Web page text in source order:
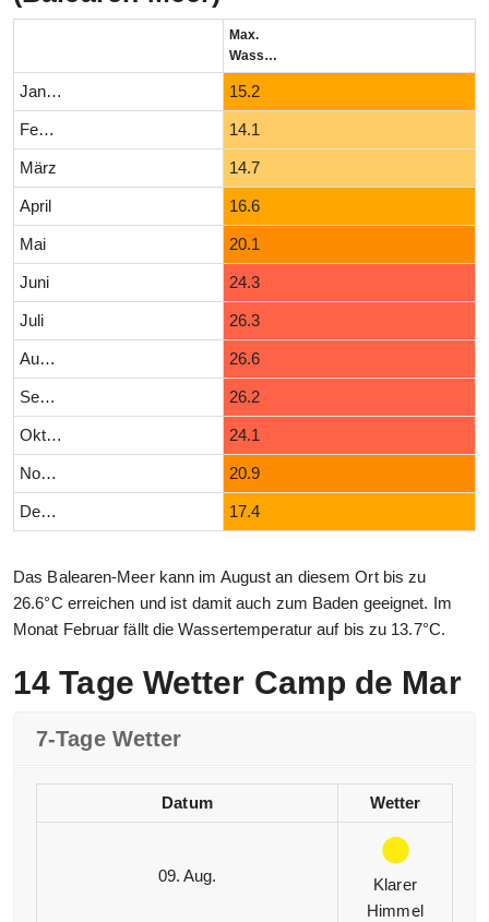
Max.
Wassertemperatur (°C)
Januar 15.2
Februar 14.1
März 14.7
April 16.6
Mai 20.1
Juni 24.3
Juli 26.3
August 26.6
September 26.2
Oktober 24.1
November 20.9
Dezember 17.4
Das Balearen-Meer kann im August an diesem Ort bis zu
26.6°C erreichen und ist damit auch zum Baden geeignet. Im
Monat Februar fällt die Wassertemperatur auf bis zu 13.7°C.
14 Tage Wetter Camp de Mar
7-Tage Wetter
Datum Wetter
09. Aug.
Klarer
Himmel